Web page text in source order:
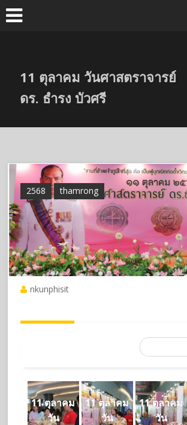
Skip
to
11 ตุลาคม วันศาสตราจารย์
ดร. ธำรง บัวศรี
2568 thamrong
nkunphisit
11 ตุลาคม
วัน
11 ตุลาคม
วัน
11 ตุลาคม
วัน